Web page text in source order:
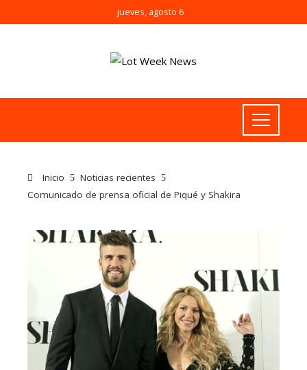
jueves, agosto 6
Inicio
Noticias recientes
Comunicado de prensa oficial de Piqué y Shakira